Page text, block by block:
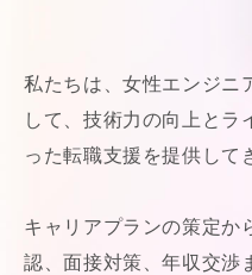
私たちは、女性エンジニ
して、技術力の向上とラ
った転職支援を提供して
キャリアプランの策定か
認、面接対策、年収交渉